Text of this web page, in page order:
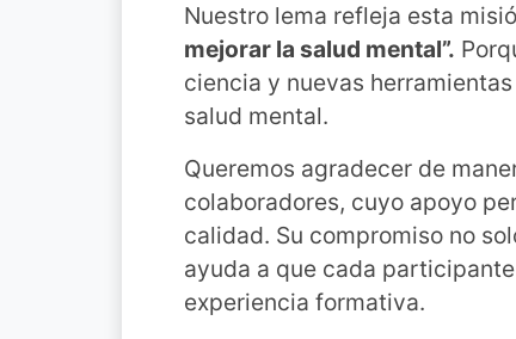
Nuestro lema refleja esta
mejorar la salud mental”.
ciencia y nuevas
salud mental.
Queremos agradecer de
colaboradores, cuyo apoyo
calidad. Su compromiso no
ayuda a que cada
experiencia formativa.